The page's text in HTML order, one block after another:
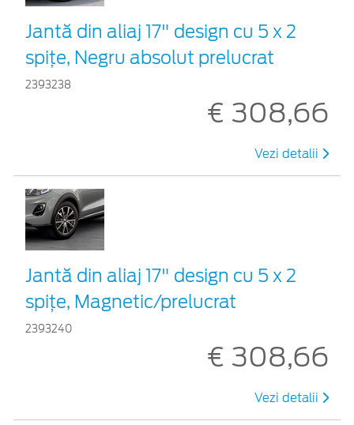
Jantă din aliaj 17" design cu 5 x 2
spițe, Negru absolut prelucrat
2393238
€ 308,66
Vezi detalii
Jantă din aliaj 17" design cu 5 x 2
spițe, Magnetic/prelucrat
2393240
€ 308,66
Vezi detalii